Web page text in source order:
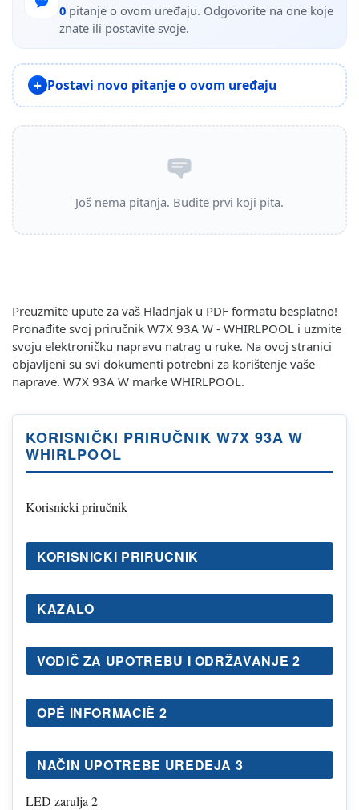
0 pitanje o ovom uređaju. Odgovorite na one koje
znate ili postavite svoje.
Postavi novo pitanje o ovom uređaju
Još nema pitanja. Budite prvi koji pita.
Preuzmite upute za vaš Hladnjak u PDF formatu besplatno!
Pronađite svoj priručnik W7X 93A W - WHIRLPOOL i uzmite
svoju elektroničku napravu natrag u ruke. Na ovoj stranici
objavljeni su svi dokumenti potrebni za korištenje vaše
naprave. W7X 93A W marke WHIRLPOOL.
KORISNIČKI PRIRUČNIK W7X 93A W
WHIRLPOOL
Korisnicki priručnik
KORISNICKI PRIRUCNIK
KAZALO
VODIČ ZA UPOTREBU I ODRŽAVANJE 2
OPÉ INFORMACIÈ 2
NAČIN UPOTREBE UREDEJA 3
LED zarulja 2